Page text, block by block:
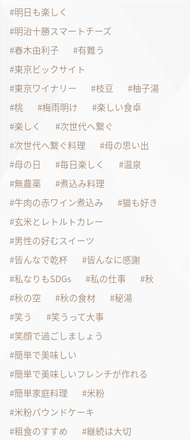
明日も楽しく
明治十勝スマートチーズ
春木由利子
有難う
東京ビックサイト
東京ワイナリー
枝豆
柚子湯
桃
梅雨明け
楽しい食卓
楽しく
次世代へ繋ぐ
次世代へ繋ぐ料理
母の思い出
母の日
毎日楽しく
温泉
無農薬
煮込み料理
牛肉の赤ワイン煮込み
猫も好き
玄米とレトルトカレー
男性の好むスイーツ
皆んなで乾杯
皆んなに感謝
私なりもSDGs
私の仕事
秋
秋の空
秋の食材
秘湯
笑う
笑うって大事
笑顔で過ごしましょう
簡単で美味しい
簡単で美味しいフレンチが作れる
簡単家庭料理
米粉
米粉パウンドケーキ
粗食のすすめ
継続は大切